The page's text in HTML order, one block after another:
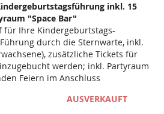
inkl. 15
"Space Bar"
für Ihre Kindergeburtstags-
durch die Sternwarte, inkl.
zusätzliche Tickets für
werden; inkl. Partyraum
Feiern im Anschluss
AUSVERKAUFT